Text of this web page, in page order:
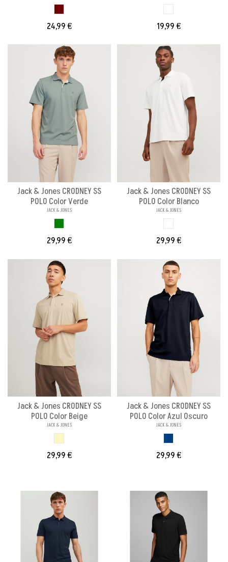
24,99 € 19,99 €
Jack & Jones CRODNEY SS
POLO Color Verde
JACK & JONES
29,99 €
Jack & Jones CRODNEY SS
POLO Color Blanco
JACK & JONES
29,99 €
Jack & Jones CRODNEY SS
POLO Color Beige
JACK & JONES
29,99 €
Jack & Jones CRODNEY SS
POLO Color Azul Oscuro
JACK & JONES
29,99 €